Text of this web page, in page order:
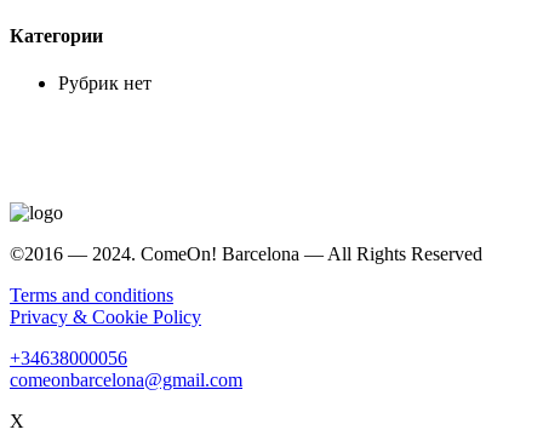
Категории
Рубрик нет
©2016 — 2024. ComeOn! Barcelona — All Rights Reserved
Terms and conditions
Privacy & Cookie Policy
+34638000056
comeonbarcelona@gmail.com
X